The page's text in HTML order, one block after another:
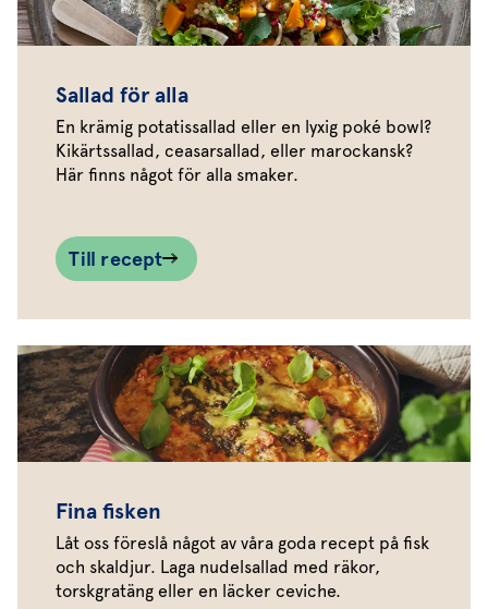
Sallad för alla
En krämig potatissallad eller en lyxig poké bowl?
Kikärtssallad, ceasarsallad, eller marockansk?
Här finns något för alla smaker.
Till recept
Fina fisken
Låt oss föreslå något av våra goda recept på fisk
och skaldjur. Laga nudelsallad med räkor,
torskgratäng eller en läcker ceviche.